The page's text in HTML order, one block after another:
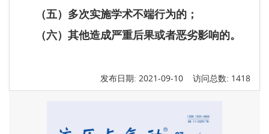
（五）多次实施学术不端行为的；
（六）其他造成严重后果或者恶劣影响的。
发布日期: 2021-09-10 访问总数: 1418